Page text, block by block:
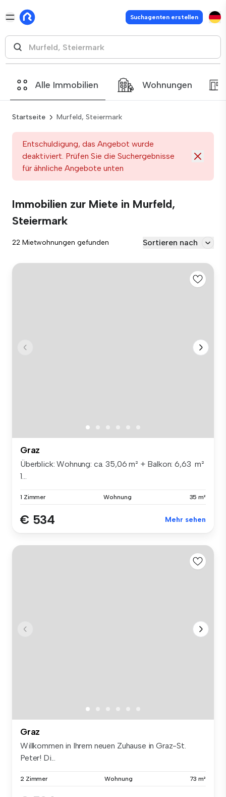
Suchagenten erstellen
Alle Immobilien Wohnungen
Startseite Murfeld, Steiermark
Entschuldigung, das Angebot wurde
deaktiviert. Prüfen Sie die Suchergebnisse
für ähnliche Angebote unten
Immobilien zur Miete in Murfeld,
Steiermark
22 Mietwohnungen gefunden Sortieren nach
Graz
Überblick: Wohnung: ca. 35,06 m² + Balkon: 6,63 m²
1...
1 Zimmer Wohnung 35 m²
€ 534 Mehr sehen
Graz
Willkommen in Ihrem neuen Zuhause in Graz-St.
Peter! Di...
2 Zimmer Wohnung 73 m²